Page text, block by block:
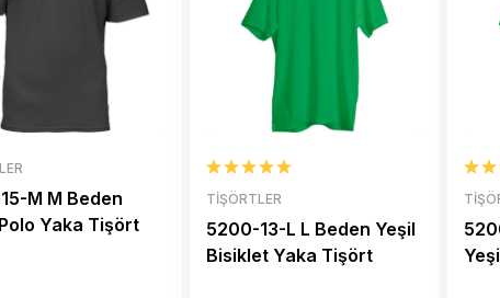
M M Beden
Yaka Tişört
TIŞÖRTLER
5200-13-L L Beden Yeşil
Bisiklet Yaka Tişört